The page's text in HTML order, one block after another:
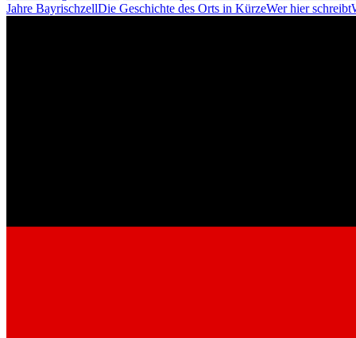
Jahre BayrischzellDie Geschichte des Orts in KürzeWer hier schreibt